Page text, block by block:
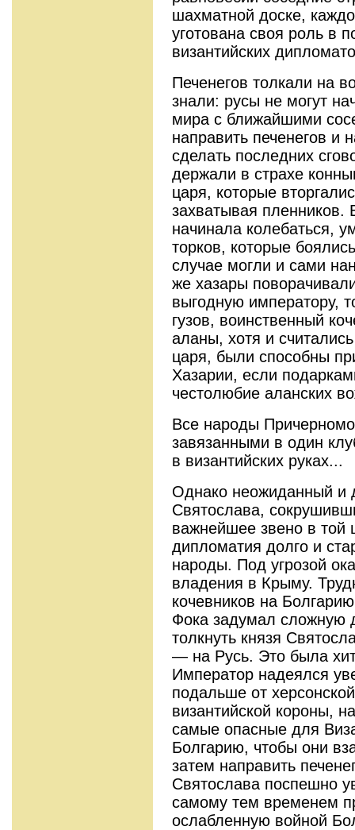
шахматной доске,
уготована своя роль в
византийских
Печенегов толкали на
знали: русы не могут
мира с ближайшими
направить печенегов и
сделать последних
держали в страхе
царя, которые
захватывая
начинала колебаться,
торков, которые
случае могли и сами
же хазары
выгодную императору,
гузов, воинственный
аланы, хотя и
царя, были способны
Хазарии, если
честолюбие аланских
Все народы
завязанными в один
в византийских руках...
Однако неожиданный и
Святослава,
важнейшее звено в той
дипломатия долго и
народы. Под угрозой
владения в Крыму.
кочевников на
Фока задумал сложную
толкнуть князя
— на Русь. Это была
Император надеялся
подальше от
византийской короны,
самые опасные для
Болгарию, чтобы они
затем направить
Святослава поспешно
самому тем временем
ослабленную войной